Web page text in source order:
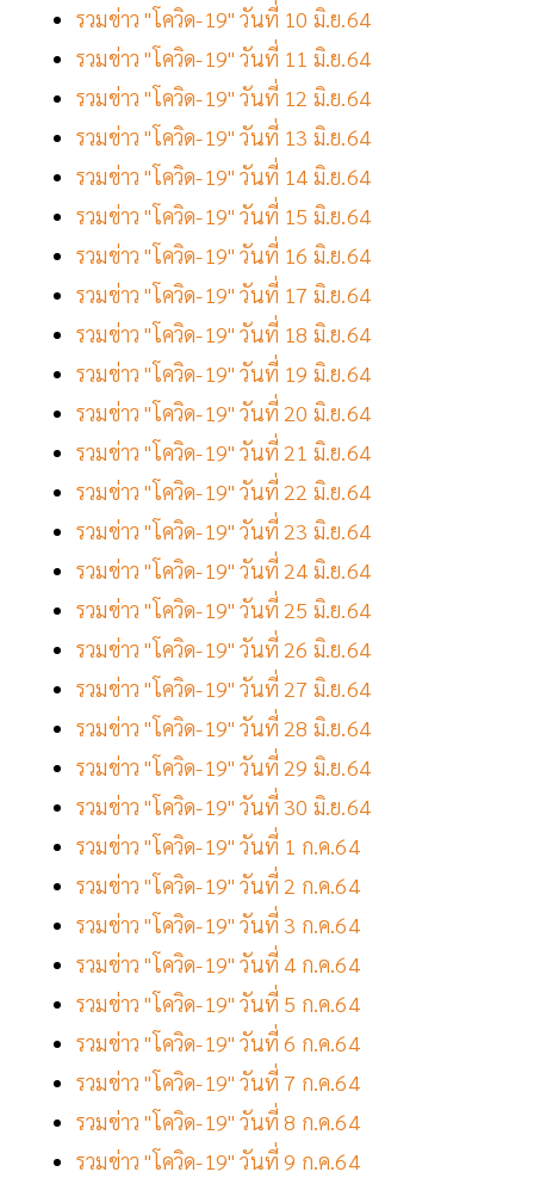
รวมข่าว "โควิด-19" วันที่ 10 มิ.ย.64
รวมข่าว "โควิด-19" วันที่ 11 มิ.ย.64
รวมข่าว "โควิด-19" วันที่ 12 มิ.ย.64
รวมข่าว "โควิด-19" วันที่ 13 มิ.ย.64
รวมข่าว "โควิด-19" วันที่ 14 มิ.ย.64
รวมข่าว "โควิด-19" วันที่ 15 มิ.ย.64
รวมข่าว "โควิด-19" วันที่ 16 มิ.ย.64
รวมข่าว "โควิด-19" วันที่ 17 มิ.ย.64
รวมข่าว "โควิด-19" วันที่ 18 มิ.ย.64
รวมข่าว "โควิด-19" วันที่ 19 มิ.ย.64
รวมข่าว "โควิด-19" วันที่ 20 มิ.ย.64
รวมข่าว "โควิด-19" วันที่ 21 มิ.ย.64
รวมข่าว "โควิด-19" วันที่ 22 มิ.ย.64
รวมข่าว "โควิด-19" วันที่ 23 มิ.ย.64
รวมข่าว "โควิด-19" วันที่ 24 มิ.ย.64
รวมข่าว "โควิด-19" วันที่ 25 มิ.ย.64
รวมข่าว "โควิด-19" วันที่ 26 มิ.ย.64
รวมข่าว "โควิด-19" วันที่ 27 มิ.ย.64
รวมข่าว "โควิด-19" วันที่ 28 มิ.ย.64
รวมข่าว "โควิด-19" วันที่ 29 มิ.ย.64
รวมข่าว "โควิด-19" วันที่ 30 มิ.ย.64
รวมข่าว "โควิด-19" วันที่ 1 ก.ค.64
รวมข่าว "โควิด-19" วันที่ 2 ก.ค.64
รวมข่าว "โควิด-19" วันที่ 3 ก.ค.64
รวมข่าว "โควิด-19" วันที่ 4 ก.ค.64
รวมข่าว "โควิด-19" วันที่ 5 ก.ค.64
รวมข่าว "โควิด-19" วันที่ 6 ก.ค.64
รวมข่าว "โควิด-19" วันที่ 7 ก.ค.64
รวมข่าว "โควิด-19" วันที่ 8 ก.ค.64
รวมข่าว "โควิด-19" วันที่ 9 ก.ค.64